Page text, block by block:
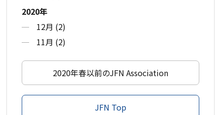
2020年
12月 (2)
11月 (2)
2020年春以前のJFN Association
JFN Top